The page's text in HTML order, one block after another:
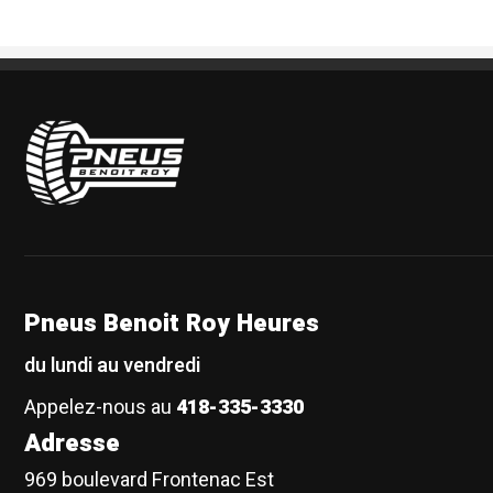
Pneus Benoit Roy
Pneus Benoit Roy Heures
du lundi au vendredi
Appelez-nous au 418-335-3330
Adresse
969 boulevard Frontenac Est